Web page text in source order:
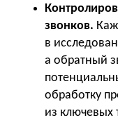
звонков.
в
а обратный
обработку
из ключевых